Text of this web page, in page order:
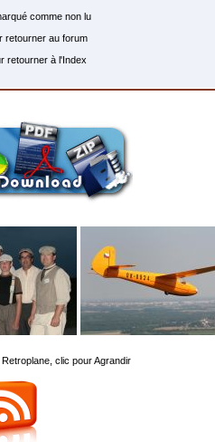
comme non lu
retourner au forum
retourner à l'Index
clic pour Agrandir